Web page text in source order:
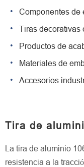
Componentes de
Tiras decorativas
Productos de
Materiales de
Accesorios
Tira de
La tira de aluminio
resistencia a la